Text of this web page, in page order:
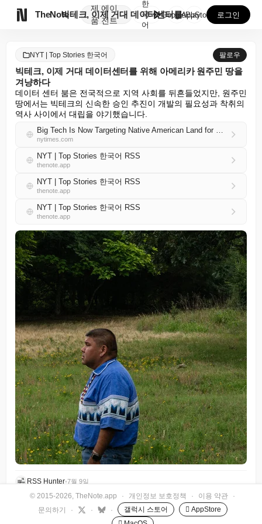
TheNote
제
품
에이
전트
빅테크, 이제 거대 데이터센터를 위해 아메리카 원주민 ...
한
국
어
GooglePlay
AppStore 로그인
NYT | Top Stories 한국어 팔로우
빅테크, 이제 거대 데이터센터를 위해 아메리카 원주민 땅을
겨냥하다
데이터 센터 붐은 전국적으로 지역 사회를 뒤흔들었지만, 원주민
땅에서는 빅테크의 신속한 승인 추진이 개발의 필요성과 착취의
역사 사이에서 대립을 야기했습니다.
Big Tech Is Now Targeting Native American Land for Massive Data Centers
nytimes.com
NYT | Top Stories 한국어 RSS
thenote.app
NYT | Top Stories 한국어 RSS
thenote.app
NYT | Top Stories 한국어 RSS
thenote.app
RSS Hunter•7월 9일
© 2015-2026, TheNote.app · 개인정보 보호정책 · 이용 약관
·
문의하기
· · · 갤럭시 스토어
 AppStore